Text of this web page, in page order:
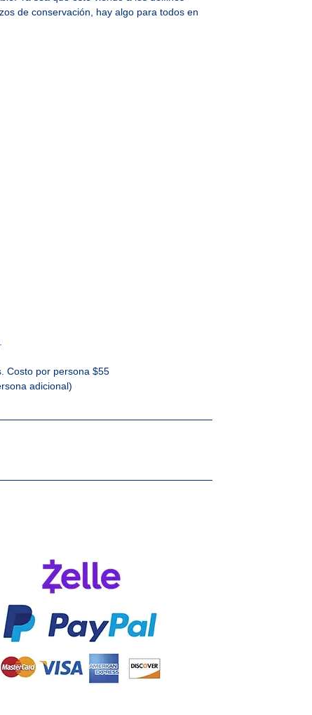
de conservación, hay algo para todos en
Costo por persona $55
adicional)